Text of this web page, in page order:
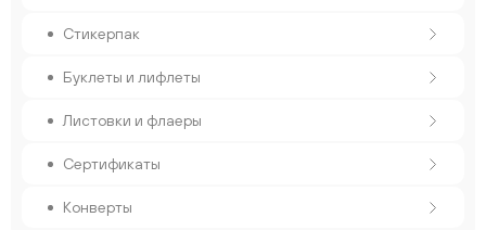
Стикерпак
Буклеты и лифлеты
Листовки и флаеры
Сертификаты
Конверты